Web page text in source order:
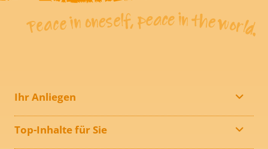
Ihr Anliegen
Top-Inhalte für Sie